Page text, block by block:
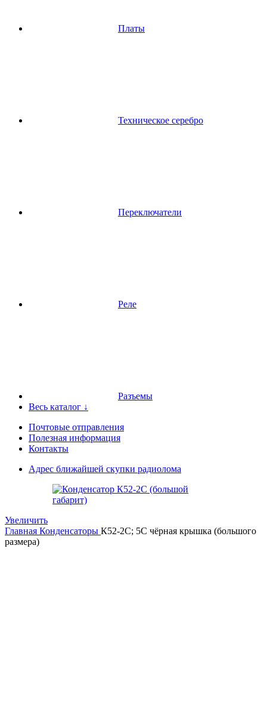
Платы
Техническое серебро
Переключатели
Реле
Разъемы
Весь каталог ↓
Почтовые отправления
Полезная информация
Контакты
Адрес ближайшей скупки радиолома
Увеличить
Главная Конденсаторы К52-2С; 5С чёрная крышка (большого
размера)